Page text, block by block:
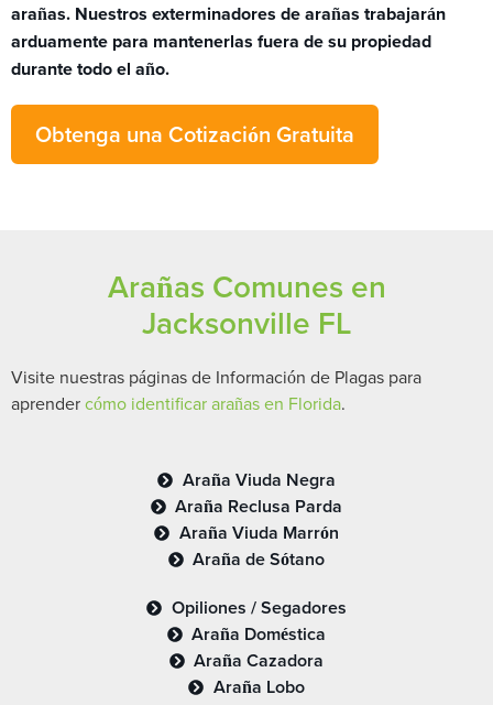
arañas. Nuestros exterminadores de arañas trabajarán
arduamente para mantenerlas fuera de su propiedad
durante todo el año.
Obtenga una Cotización Gratuita
Arañas Comunes en
Jacksonville FL
Visite nuestras páginas de Información de Plagas para
aprendercómo identificar arañas en Florida.
Araña Viuda Negra
Araña Reclusa Parda
Araña Viuda Marrón
Araña de Sótano
Opiliones / Segadores
Araña Doméstica
Araña Cazadora
Araña Lobo